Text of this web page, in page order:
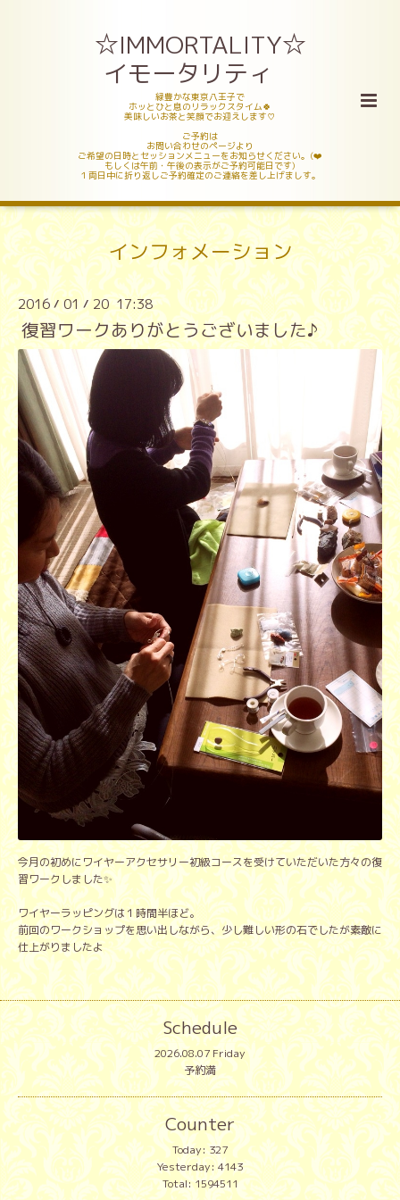
☆IMMORTALITY☆
イモータリティ
緑豊かな東京八王子で
ホッとひと息のリラックスタイム🍀
美味しいお茶と笑顔でお迎えします♡
ご予約は
お問い合わせのページより
ご希望の日時とセッションメニューをお知らせください。(❤️
もしくは午前・午後の表示がご予約可能日です)
１両日中に折り返しご予約確定のご連絡を差し上げましす。
インフォメーション
2016 /01 /20 17:38
復習ワークありがとうございました♪
今月の初めにワイヤーアクセサリー初級コースを受けていただいた方々の復
習ワークしました✨
ワイヤーラッピングは１時間半ほど。
前回のワークショップを思い出しながら、少し難しい形の石でしたが素敵に
仕上がりましたよ
Schedule
2026.08.07 Friday
予約満
Counter
Today:327
Yesterday:4143
Total:1594511